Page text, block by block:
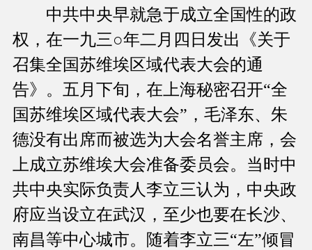
中共中央早就急于成立全国性的政
权，在一九三○年二月四日发出《关于
召集全国苏维埃区域代表大会的通
告》。五月下旬，在上海秘密召开“全
国苏维埃区域代表大会”，毛泽东、朱
德没有出席而被选为大会名誉主席，会
上成立苏维埃大会准备委员会。当时中
共中央实际负责人李立三认为，中央政
府应当设立在武汉，至少也要在长沙、
南昌等中心城市。随着李立三“左”倾冒